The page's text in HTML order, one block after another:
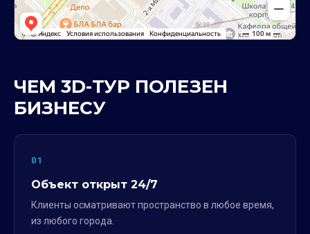
ЧЕМ 3D-ТУР ПОЛЕЗЕН
БИЗНЕСУ
01
Объект открыт 24/7
Клиенты осматривают пространство в любое время,
из любого города.